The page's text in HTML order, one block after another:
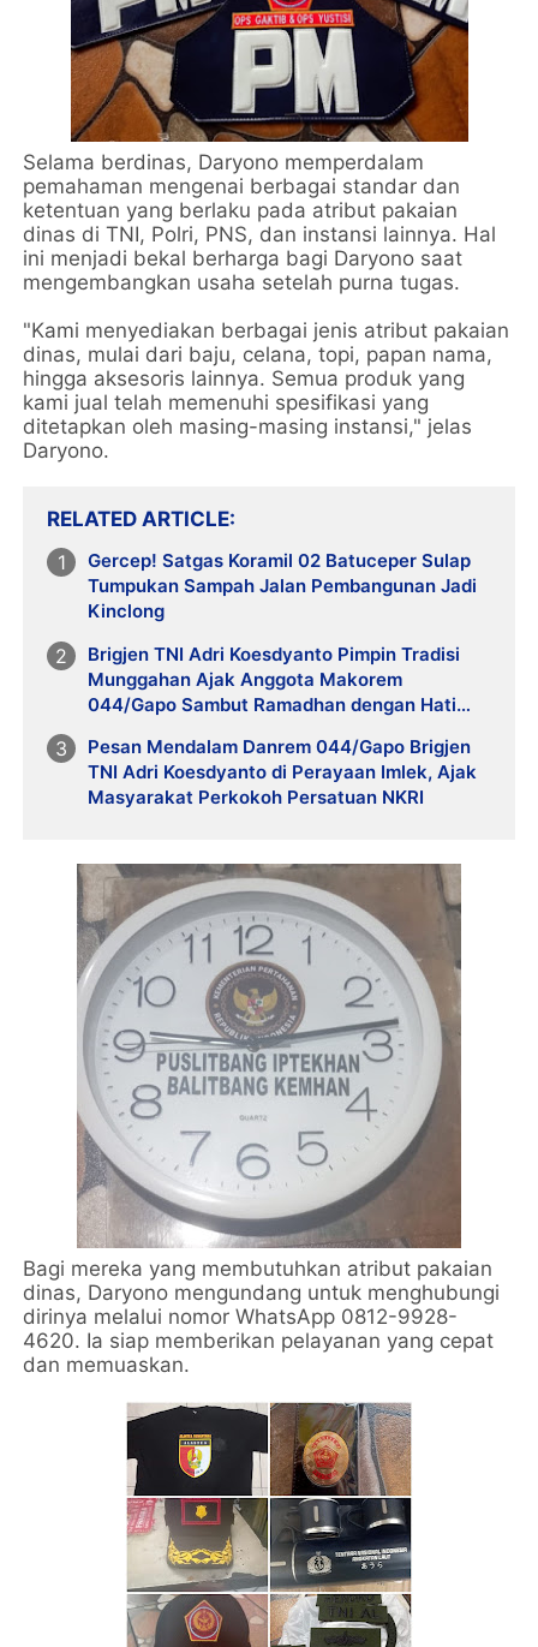
Selama berdinas, Daryono memperdalam
pemahaman mengenai berbagai standar dan
ketentuan yang berlaku pada atribut pakaian
dinas di TNI, Polri, PNS, dan instansi lainnya. Hal
ini menjadi bekal berharga bagi Daryono saat
mengembangkan usaha setelah purna tugas.
"Kami menyediakan berbagai jenis atribut pakaian
dinas, mulai dari baju, celana, topi, papan nama,
hingga aksesoris lainnya. Semua produk yang
kami jual telah memenuhi spesifikasi yang
ditetapkan oleh masing-masing instansi," jelas
Daryono.
RELATED ARTICLE
Gercep! Satgas Koramil 02 Batuceper Sulap
Tumpukan Sampah Jalan Pembangunan Jadi
Kinclong
Brigjen TNI Adri Koesdyanto Pimpin Tradisi
Munggahan Ajak Anggota Makorem
044/Gapo Sambut Ramadhan dengan Hati
Pesan Mendalam Danrem 044/Gapo Brigjen
TNI Adri Koesdyanto di Perayaan Imlek, Ajak
Masyarakat Perkokoh Persatuan NKRI
Bagi mereka yang membutuhkan atribut pakaian
dinas, Daryono mengundang untuk menghubungi
dirinya melalui nomor WhatsApp 0812-9928-
4620. Ia siap memberikan pelayanan yang cepat
dan memuaskan.